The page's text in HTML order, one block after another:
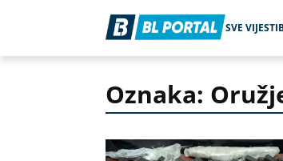
SVE VIJESTI
Oznaka: